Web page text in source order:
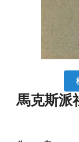
馬克斯派